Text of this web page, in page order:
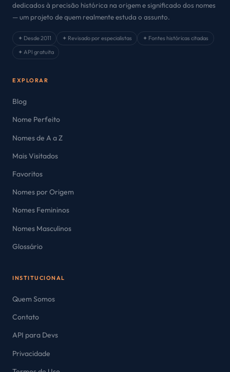
dedicados à precisão histórica na origem e significado dos nomes
— um projeto de quem realmente estuda o assunto.
✦ Desde 2011 ✦ Revisado por especialistas
✦ Fontes históricas citadas
✦ API gratuita
EXPLORAR
Blog
Nome Perfeito
Nomes de A a Z
Mais Visitados
Favoritos
Nomes por Origem
Nomes Femininos
Nomes Masculinos
Glossário
INSTITUCIONAL
Quem Somos
Contato
API para Devs
Privacidade